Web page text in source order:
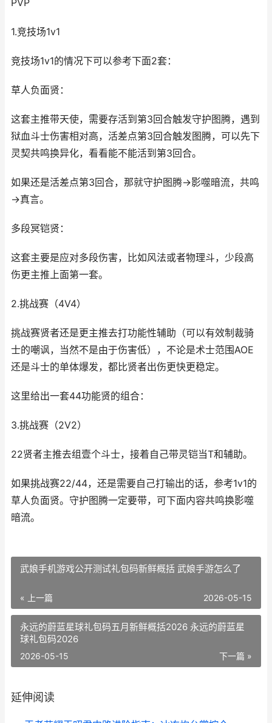
PVP
1.竞技场1v1
竞技场1v1的情况下可以参考下面2套：
草人负面贤：
这套主推带天使，需要存活到第3回合触发守护图腾，遇到
狱血斗士伤害相对高，活差点第3回合触发图腾，可以先下
灵契共鸣换异化，看看能不能活到第3回合。
如果还是活差点第3回合，那就守护图腾→影噬暗流，共鸣
→真言。
多段冥铠贤：
这套主要是应对多段伤害，比如风法或者物理斗，少段高
伤更主推上面第一套。
2.挑战赛（4V4）
挑战赛贤者还是更主推去打功能性辅助（可以有效制裁骑
士的嘲讽，当然不是由于伤害低），不论是术士范围AOE
还是斗士的单体爆发，都比贤者出伤更快更稳定。
这里给出一套44功能贤的组合：
3.挑战赛（2V2）
22贤者主推去组壹个斗士，接着自己带灵铠当T和辅助。
如果挑战赛22/44，还是需要自己打输出的话，参考1v1的
草人负面贤。守护图腾一定要带，可下面内容共鸣换影噬
暗流。
武娘手机游戏公开测试礼包码新鲜概括 武娘手游怎么了
« 上一篇 2026-05-15
永远的蔚蓝星球礼包码五月新鲜概括2026 永远的蔚蓝星
球礼包码2026
下一篇 »
2026-05-15
延伸阅读